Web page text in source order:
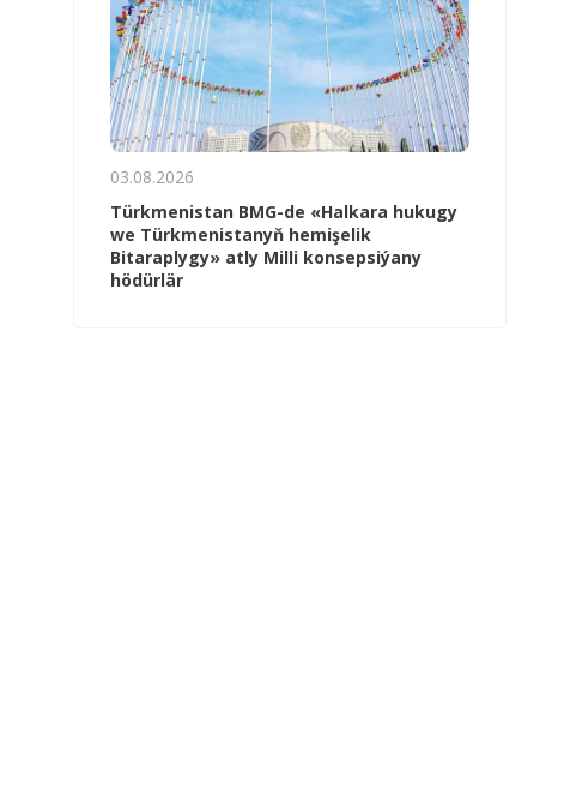
03.08.2026
Türkmenistan BMG-de «Halkara hukugy
we Türkmenistanyň hemişelik
Bitaraplygy» atly Milli konsepsiýany
hödürlär